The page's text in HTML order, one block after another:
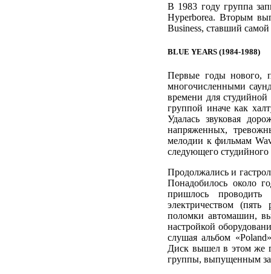
В 1983 году группа
Hyperborea. Вторым
Business, ставший
BLUE YEARS (1984-1988)
Первые годы нового,
многочисленными
времени для
группой иначе как
Удалась звуковая
напряженных,
мелодии к фильмам
следующего
Продолжались и
Понадобилось около
пришлось проводить
электричеством (пять
поломки автомашин,
настройкой
слушая альбом
Диск вышел в этом же
группы, выпущенным за